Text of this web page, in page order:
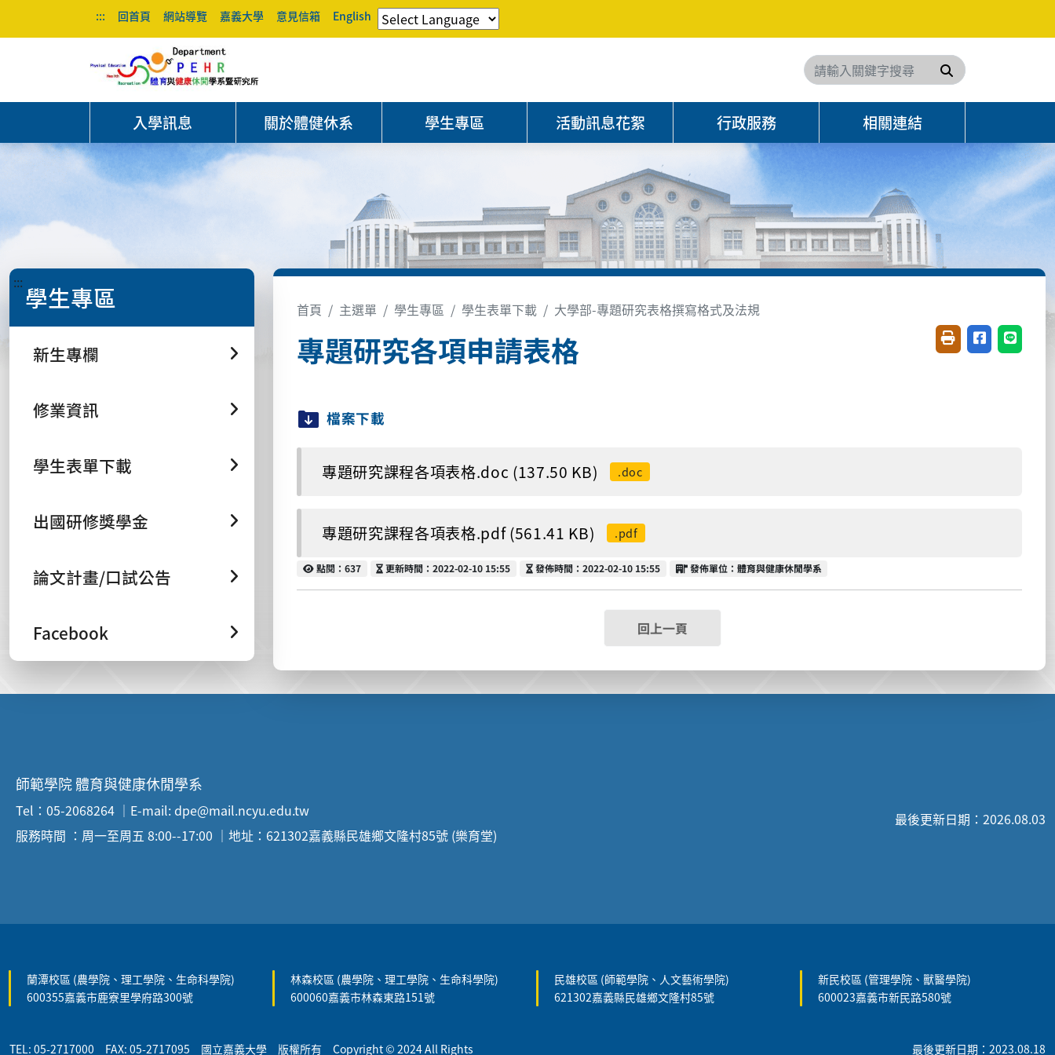
::: 回首頁 網站導覽 嘉義大學 意見信箱 English
搜尋
入學訊息 關於體健休系 學生專區 活動訊息花絮 行政服務 相關連結
::: 學生專區
新生專欄
修業資訊
學生表單下載
出國研修獎學金
論文計畫/口試公告
Facebook
首頁 主選單 學生專區 學生表單下載 大學部-專題研究表格撰寫格式及法規
專題研究各項申請表格 友善列印(開新視窗)
分享至臉書(
分享至
檔案下載
專題研究課程各項表格.doc (137.50 KB) .doc
專題研究課程各項表格.pdf (561.41 KB) .pdf
點閱
點閱：637 更新時間
更新時間：2022-02-10 15:55 發佈時間
發佈時間：2022-02-10 15:55 發佈單位
發佈單位：體育與健康休閒學系
回上一頁
師範學院 體育與健康休閒學系
Tel：05-2068264 ｜E-mail: dpe@mail.ncyu.edu.tw
服務時間 ：周一至周五 8:00--17:00 ｜地址：621302嘉義縣民雄鄉文隆村85號 (樂育堂)
最後更新日期：2026.08.03
蘭潭校區 (農學院、理工學院、生命科學院)
600355嘉義市鹿寮里學府路300號
林森校區 (農學院、理工學院、生命科學院)
600060嘉義市林森東路151號
民雄校區 (師範學院、人文藝術學院)
621302嘉義縣民雄鄉文隆村85號
新民校區 (管理學院、獸醫學院)
600023嘉義市新民路580號
TEL: 05-2717000 FAX: 05-2717095 國立嘉義大學 版權所有 Copyright © 2024 All Rights 最後更新日期：2023.08.18